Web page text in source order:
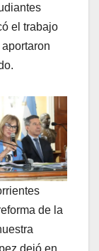
el trabajo
de la
dejó en